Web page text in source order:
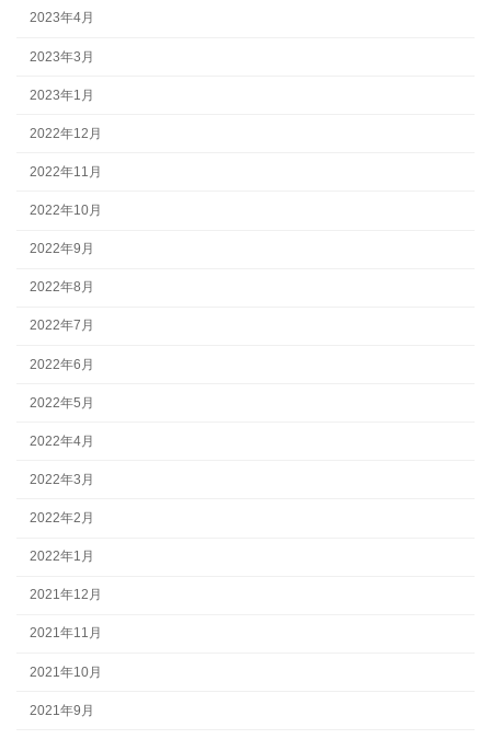
2023年4月
2023年3月
2023年1月
2022年12月
2022年11月
2022年10月
2022年9月
2022年8月
2022年7月
2022年6月
2022年5月
2022年4月
2022年3月
2022年2月
2022年1月
2021年12月
2021年11月
2021年10月
2021年9月